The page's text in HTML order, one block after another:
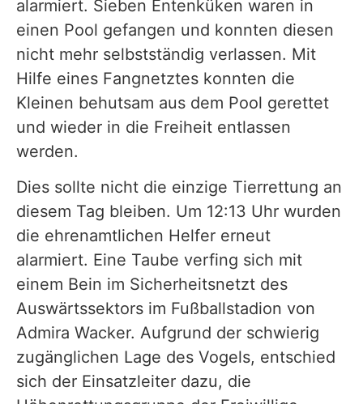
alarmiert. Sieben Entenküken waren in
einen Pool gefangen und konnten diesen
nicht mehr selbstständig verlassen. Mit
Hilfe eines Fangnetztes konnten die
Kleinen behutsam aus dem Pool gerettet
und wieder in die Freiheit entlassen
werden.
Dies sollte nicht die einzige Tierrettung an
diesem Tag bleiben. Um 12:13 Uhr wurden
die ehrenamtlichen Helfer erneut
alarmiert. Eine Taube verfing sich mit
einem Bein im Sicherheitsnetzt des
Auswärtssektors im Fußballstadion von
Admira Wacker. Aufgrund der schwierig
zugänglichen Lage des Vogels, entschied
sich der Einsatzleiter dazu, die